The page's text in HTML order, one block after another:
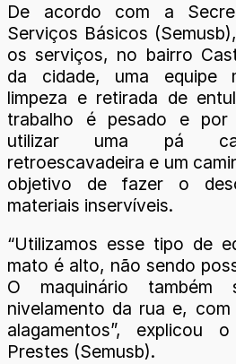
De acordo com a
Serviços Básicos
os serviços, no bairro
da cidade, uma equipe
limpeza e retirada de
trabalho é pesado e por
utilizar uma pá
retroescavadeira e um
objetivo de fazer o
materiais inservíveis.
“Utilizamos esse tipo de
mato é alto, não sendo
O maquinário também
nivelamento da rua e,
alagamentos”, explicou
Prestes (Semusb).